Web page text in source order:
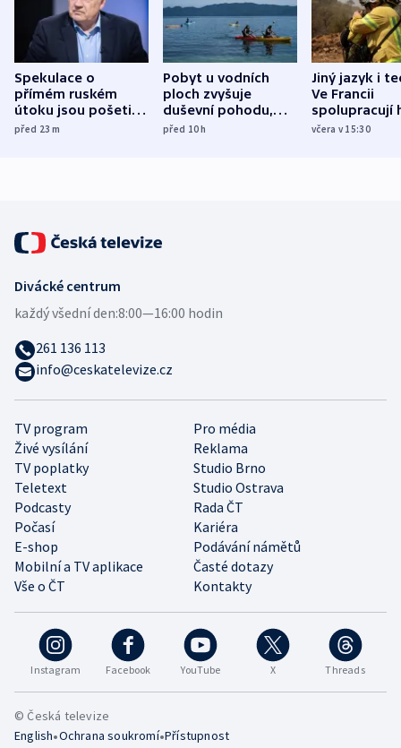
Spekulace o
přímém ruském
útoku jsou pošetilé,
míní estonský
před 23m
Pobyt u vodních
ploch zvyšuje
duševní pohodu,
ukázala
před 10h
Jiný jazyk i
Ve Francii
spolupracují
různých zemí
včera v 15:30
Instagram Facebook YouTube X Threads
TV program
Pro média
Živé vysílání
Reklama
TV poplatky
Studio Brno
Teletext
Studio Ostrava
Podcasty
Rada ČT
Počasí
Kariéra
E-shop
Podávání námětů
Mobilní a TV aplikace
Časté dotazy
Vše o ČT
Kontakty
Divácké centrum
každý všední den:8:00—16:00 hodin
261 136 113
info@ceskatelevize.cz
© Česká televize
English•Ochrana soukromí•Přístupnost